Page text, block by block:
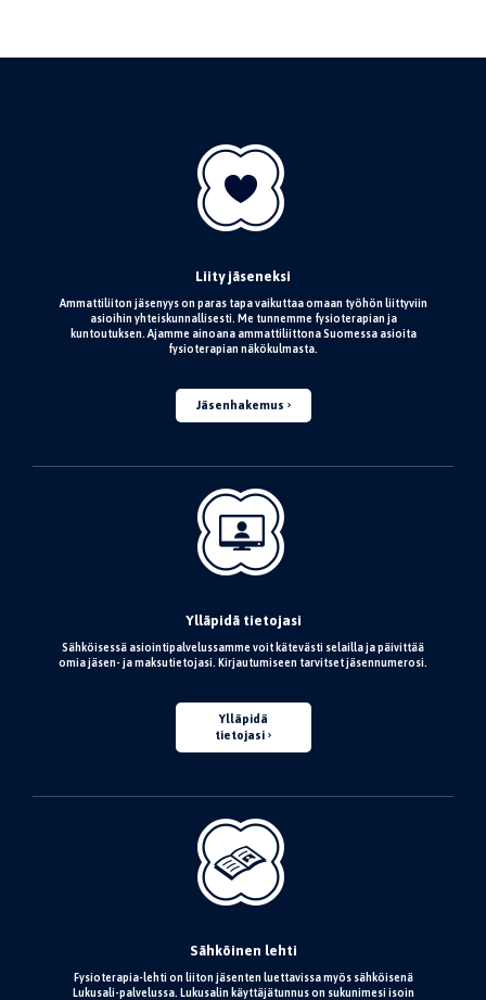
Liity jäseneksi
Ammattiliiton jäsenyys on paras tapa vaikuttaa omaan työhön liittyviin
asioihin yhteiskunnallisesti. Me tunnemme fysioterapian ja
kuntoutuksen. Ajamme ainoana ammattiliittona Suomessa asioita
fysioterapian näkökulmasta.
Jäsenhakemus
Ylläpidä tietojasi
Sähköisessä asiointipalvelussamme voit kätevästi selailla ja päivittää
omia jäsen- ja maksutietojasi. Kirjautumiseen tarvitset jäsennumerosi.
Ylläpidä
tietojasi
Sähköinen lehti
Fysioterapia-lehti on liiton jäsenten luettavissa myös sähköisenä
Lukusali-palvelussa. Lukusalin käyttäjätunnus on sukunimesi isoin